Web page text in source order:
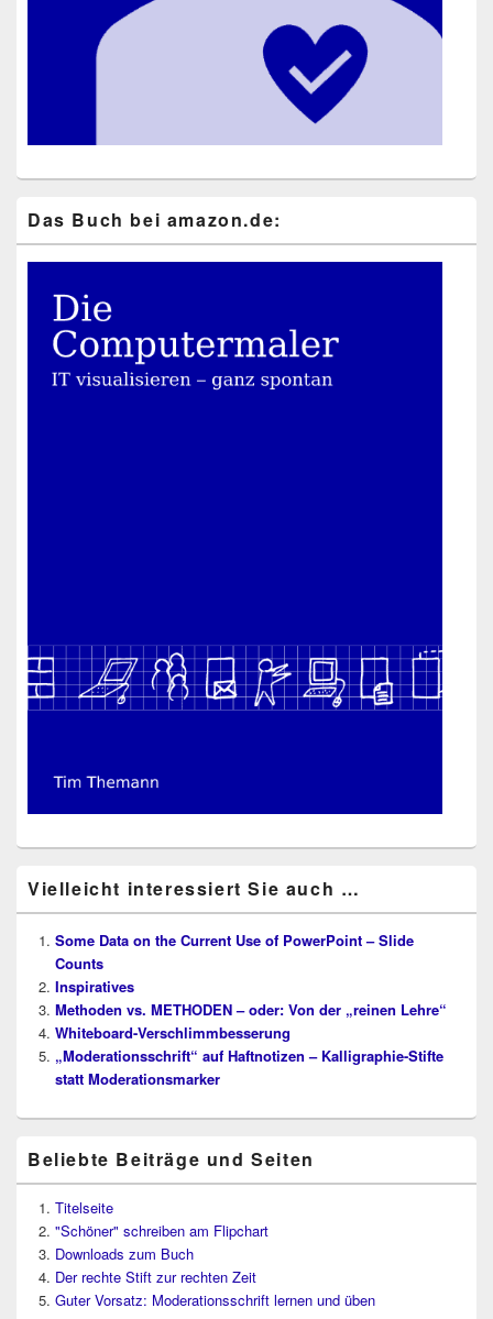
Das Buch bei ama​zon​.de:
Vielleicht interessiert Sie auch …
Some Data on the Current Use of PowerPoint – Slide
Counts
Inspiratives
Methoden vs. METHODEN – oder: Von der „reinen Lehre“
Whiteboard-Verschlimmbesserung
„Moderationsschrift“ auf Haftnotizen – Kalligraphie-Stifte
statt Moderationsmarker
Beliebte Beiträge und Seiten
Titelseite
"Schöner" schreiben am Flipchart
Downloads zum Buch
Der rechte Stift zur rechten Zeit
Guter Vorsatz: Moderationsschrift lernen und üben